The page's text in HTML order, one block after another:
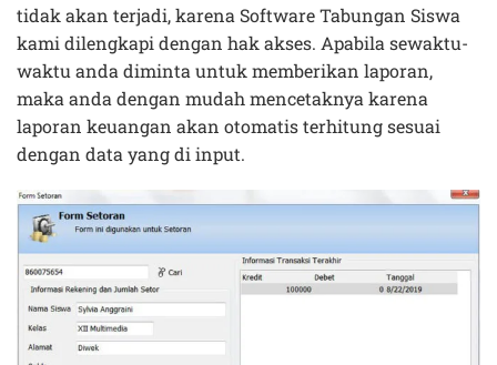
tidak akan terjadi, karena Software Tabungan Siswa
kami dilengkapi dengan hak akses. Apabila sewaktu-
waktu anda diminta untuk memberikan laporan,
maka anda dengan mudah mencetaknya karena
laporan keuangan akan otomatis terhitung sesuai
dengan data yang di input.